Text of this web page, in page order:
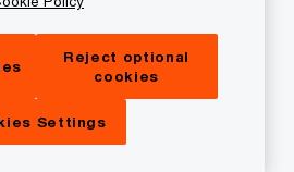
Reject optional
cookies
Settings